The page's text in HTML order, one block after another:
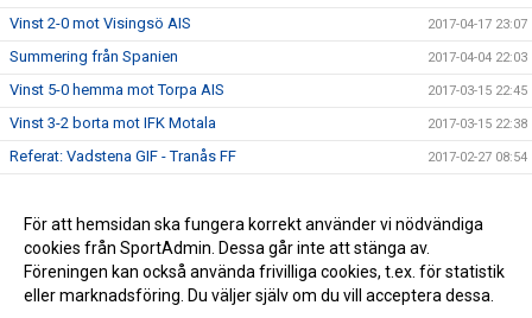
Vinst 2-0 mot Visingsö AIS 2017-04-17 23:07
Summering från Spanien 2017-04-04 22:03
Vinst 5-0 hemma mot Torpa AIS 2017-03-15 22:45
Vinst 3-2 borta mot IFK Motala 2017-03-15 22:38
Referat: Vadstena GIF - Tranås FF 2017-02-27 08:54
Räckte inte hela vägen 2017-02-06 12:25
Summering Swedbank Cup 2017 2017-01-09 07:10
För att hemsidan ska fungera korrekt använder vi nödvändiga
cookies från SportAdmin. Dessa går inte att stänga av.
Föreningen kan också använda frivilliga cookies, t.ex. för statistik
eller marknadsföring. Du väljer själv om du vill acceptera dessa.